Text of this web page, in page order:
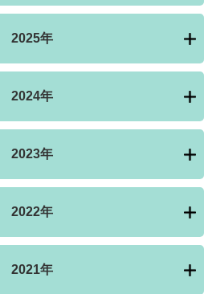
2025年
2024年
2023年
2022年
2021年